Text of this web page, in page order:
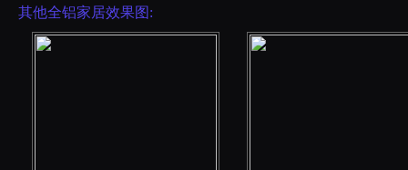
其他全铝家居效果图: